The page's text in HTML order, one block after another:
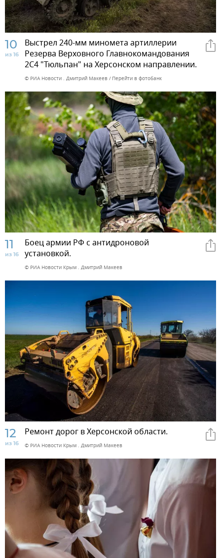
10
из 16
Выстрел 240-мм миномета артиллерии
Резерва Верховного Главнокомандования
2С4 "Тюльпан" на Херсонском направлении.
© РИА Новости . Дмитрий Макеев Перейти в фотобанк
11
из 16
Боец армии РФ с антидроновой
установкой.
© РИА Новости Крым . Дмитрий Макеев
12
из 16
Ремонт дорог в Херсонской области.
© РИА Новости Крым . Дмитрий Макеев